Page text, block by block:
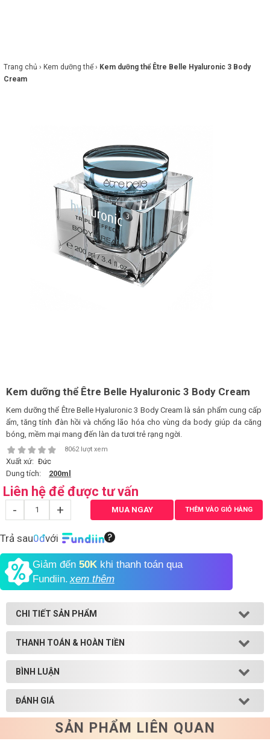
FEATURED BRAND
Shop All Brand A-
Z
Trang chủ › Kem dưỡng thể › Kem dưỡng thể Être Belle Hyaluronic 3 Body
Cream
Kem dưỡng thể Être Belle Hyaluronic 3 Body Cream
Kem dưỡng thể Être Belle Hyaluronic 3 Body Cream là sản phẩm cung cấp
ẩm, tăng tính đàn hồi và chống lão hóa cho vùng da body giúp da căng
bóng, mềm mại mang đến làn da tươi trẻ rạng ngời.
8062 lượt xem
Xuất xứ: Đức
Dung tích: 200ml
Liên hệ để được tư vấn
- + MUA NGAY THÊM VÀO GIỎ HÀNG
Trả sau0đvới
Giảm đến 50K khi thanh toán qua
Fundiin. xem thêm
CHI TIẾT SẢN PHẨM
THANH TOÁN & HOÀN TIỀN
BÌNH LUẬN
ĐÁNH GIÁ
SẢN PHẨM LIÊN QUAN